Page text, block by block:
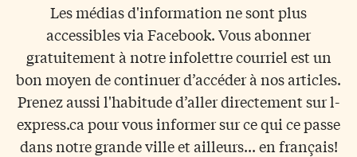
Les médias d'information ne sont plus
accessibles via Facebook. Vous abonner
gratuitement à notre infolettre courriel est un
bon moyen de continuer d’accéder à nos articles.
Prenez aussi l'habitude d’aller directement sur l-
express.ca pour vous informer sur ce qui ce passe
dans notre grande ville et ailleurs... en français!